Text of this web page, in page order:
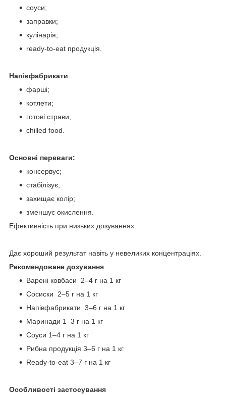
соуси;
заправки;
кулінарія;
ready-to-eat продукція.
Напівфабрикати
фарші;
котлети;
готові страви;
chilled food.
Основні переваги:
консервує;
стабілізує;
захищає колір;
зменшує окислення.
Ефективність при низьких дозуваннях
Дає хороший результат навіть у невеликих концентраціях.
Рекомендоване дозування
Варені ковбаси 2–4 г на 1 кг
Сосиски 2–5 г на 1 кг
Напівфабрикати 3–6 г на 1 кг
Маринади 1–3 г на 1 кг
Соуси 1–4 г на 1 кг
Рибна продукція 3–6 г на 1 кг
Ready-to-eat 3–7 г на 1 кг
Особливості застосування